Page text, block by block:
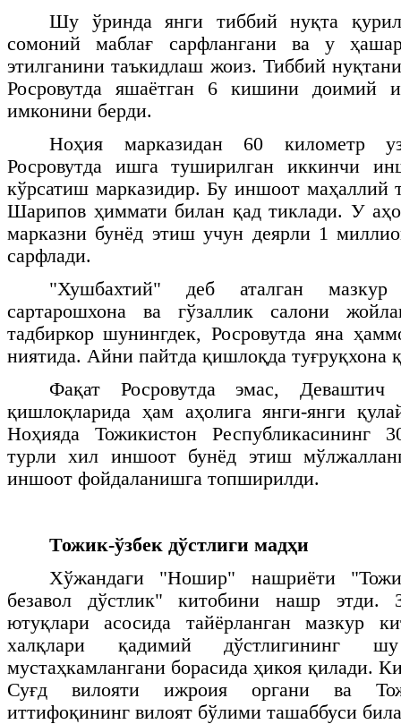
Шу ўринда янги тиббий нуқта
сомоний маблағ сарфлангани ва у
этилганини таъкидлаш жоиз. Тиббий
Росровутда яшаётган 6 кишини доимий
имконини берди.
Ноҳия марказидан 60 километр
Росровутда ишга туширилган иккинчи
кўрсатиш марказидир. Бу иншоот маҳаллий
Шарипов ҳиммати билан қад тиклади. У
марказни бунёд этиш учун деярли 1
сарфлади.
"Хушбахтий" деб аталган мазкур
сартарошхона ва гўзаллик салони
тадбиркор шунингдек, Росровутда яна
ниятида. Айни пайтда қишлоқда туғруқхона
Фақат Росровутда эмас, Деваштич
қишлоқларида ҳам аҳолига янги-янги
Ноҳияда Тожикистон Республикасининг
турли хил иншоот бунёд этиш
иншоот фойдаланишга топширилди.
Тожик-ўзбек дўстлиги мадҳи
Хўжандаги "Ношир" нашриёти
безавол дўстлик" китобини нашр этди.
ютуқлари асосида тайёрланган мазкур
халқлари қадимий дўстлигининг
мустаҳкамлангани борасида ҳикоя қилади.
Суғд вилояти ижроия органи ва
иттифоқининг вилоят бўлими ташаббуси